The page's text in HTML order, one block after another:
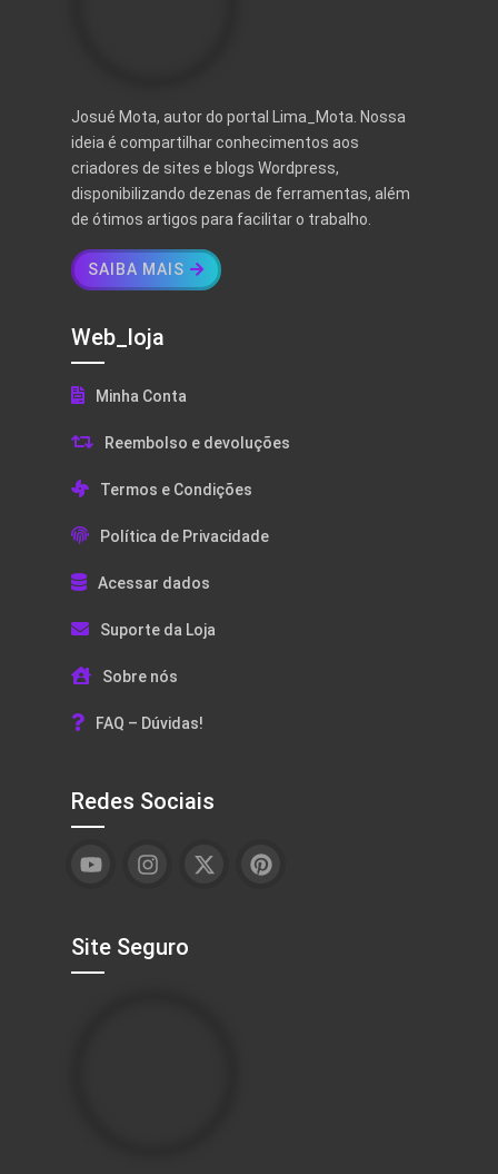
Josué Mota, autor do portal Lima_Mota. Nossa
ideia é compartilhar conhecimentos aos
criadores de sites e blogs Wordpress,
disponibilizando dezenas de ferramentas, além
de ótimos artigos para facilitar o trabalho.
SAIBA MAIS
Web_loja
Minha Conta
Reembolso e devoluções
Termos e Condições
Política de Privacidade
Acessar dados
Suporte da Loja
Sobre nós
FAQ – Dúvidas!
Redes Sociais
Site Seguro